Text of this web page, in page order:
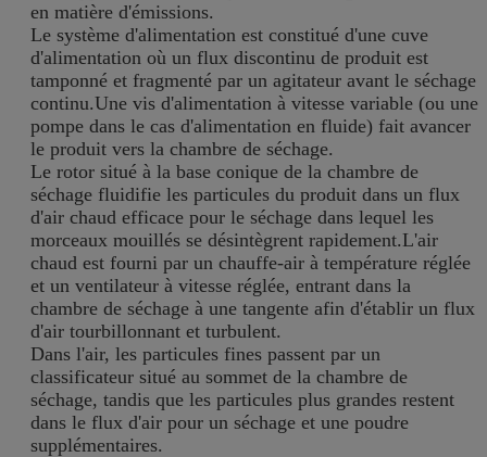
en matière d'émissions.
Le système d'alimentation est constitué d'une cuve
d'alimentation où un flux discontinu de produit est
tamponné et fragmenté par un agitateur avant le séchage
continu.Une vis d'alimentation à vitesse variable (ou une
pompe dans le cas d'alimentation en fluide) fait avancer
le produit vers la chambre de séchage.
Le rotor situé à la base conique de la chambre de
séchage fluidifie les particules du produit dans un flux
d'air chaud efficace pour le séchage dans lequel les
morceaux mouillés se désintègrent rapidement.L'air
chaud est fourni par un chauffe-air à température réglée
et un ventilateur à vitesse réglée, entrant dans la
chambre de séchage à une tangente afin d'établir un flux
d'air tourbillonnant et turbulent.
Dans l'air, les particules fines passent par un
classificateur situé au sommet de la chambre de
séchage, tandis que les particules plus grandes restent
dans le flux d'air pour un séchage et une poudre
supplémentaires.